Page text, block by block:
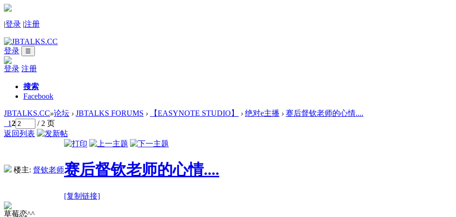
|登录 |注册
登录 ☰
登录 注册
搜索
Facebook
JBTALKS.CC»论坛 › JBTALKS FORUMS › 【EASYNOTE STUDIO】 › 绝对e主播 › 赛后督钦老师的心情....
12
/ 2 页
返回列表
楼主: 督钦老师赛后督钦老师的心情....
[复制链接]
草莓恋^^